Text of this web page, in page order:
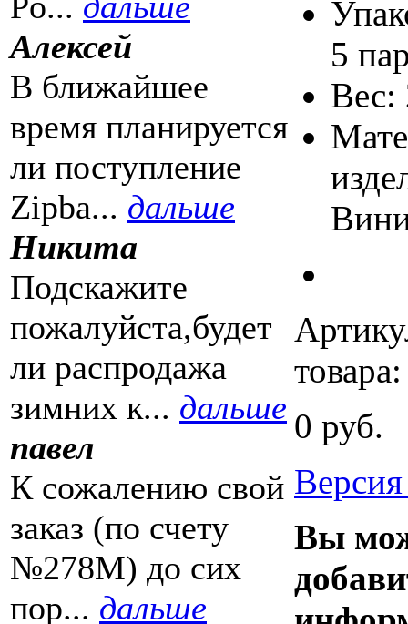
Алексей
В ближайшее
время планируется
ли поступление
Zipba... дальше
Никита
Подскажите
пожалуйста,будет
ли распродажа
зимних к... дальше
павел
К сожалению свой
заказ (по счету
№278М) до сих
пор... дальше
5
Вес:
0 руб.
Вы